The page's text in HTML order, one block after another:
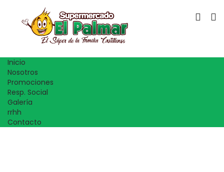
Inicio
Nosotros
Promociones
Resp. Social
Galería
rrhh
Contacto